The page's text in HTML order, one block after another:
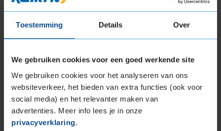
Toestemming Details Over
We gebruiken cookies voor een goed werkende site
We gebruiken cookies voor het analyseren van ons
websiteverkeer, het bieden van extra functies (ook voor
social media) en het relevanter maken van
advertenties. Meer info lees je in onze
privacyverklaring.
265/35R19 98Y EXTRALOAD
265/40R19 102Y EXTRALOAD
275/35R19 100Y EXTRALOAD
275/35R19 100Y EXTRALOAD
275/35R19 100Y EXTRALOAD
285/35R19 103Y EXTRALOAD